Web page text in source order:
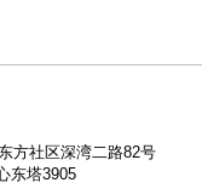
方社区深湾二路82号
东塔3905